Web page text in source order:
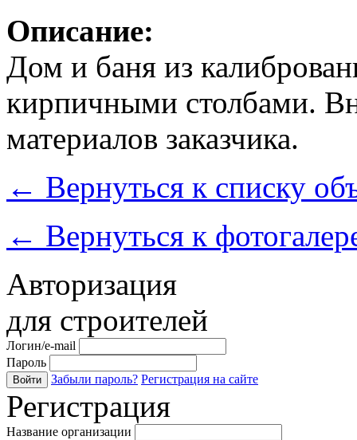
Описание:
Дом и баня из
кирпичными столбами.
материалов заказчика.
← Вернуться к списку
← Вернуться к
Авторизация
для строителей
Логин/e-mail
Пароль
Войти Забыли пароль? Регистрация на сайте
Регистрация
Название организации